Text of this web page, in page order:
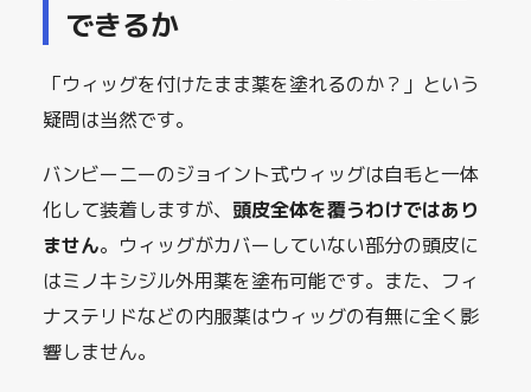
できるか
「ウィッグを付けたまま薬を塗れるのか？」という
疑問は当然です。
バンビーニーのジョイント式ウィッグは自毛と一体
化して装着しますが、 頭皮全体を覆うわけではあり
ません。ウィッグがカバーしていない部分の頭皮に
はミノキシジル外用薬を塗布可能です。また、フィ
ナステリドなどの内服薬はウィッグの有無に全く影
響しません。